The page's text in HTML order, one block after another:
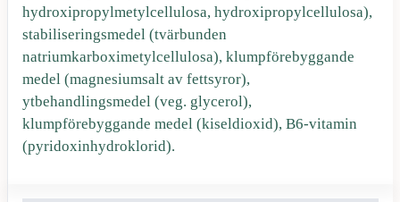
hydroxipropylmetylcellulosa, hydroxipropylcellulosa),
stabiliseringsmedel (tvärbunden
natriumkarboximetylcellulosa), klumpförebyggande
medel (magnesiumsalt av fettsyror),
ytbehandlingsmedel (veg. glycerol),
klumpförebyggande medel (kiseldioxid), B6-vitamin
(pyridoxinhydroklorid).